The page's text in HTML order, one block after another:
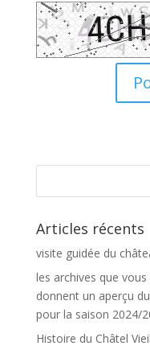
Articles récents
visite guidée du
les archives que
donnent un aperçu
pour la saison 2024/
Histoire du Châtel Vieil